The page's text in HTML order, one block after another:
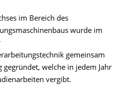
im Bereich des
wurde im
gemeinsam
welche in jedem Jahr
vergibt.